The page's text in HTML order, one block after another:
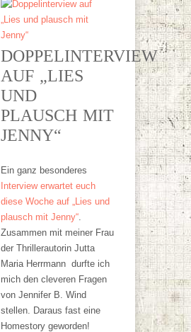
DOPPELINTERVIEW
AUF „LIES
UND
PLAUSCH MIT
JENNY“
Ein ganz besonderes
Interview erwartet euch
diese Woche auf „Lies und
plausch mit Jenny“.
Zusammen mit meiner Frau
der Thrillerautorin Jutta
Maria Herrmann durfte ich
mich den cleveren Fragen
von Jennifer B. Wind
stellen. Daraus fast eine
Homestory geworden!